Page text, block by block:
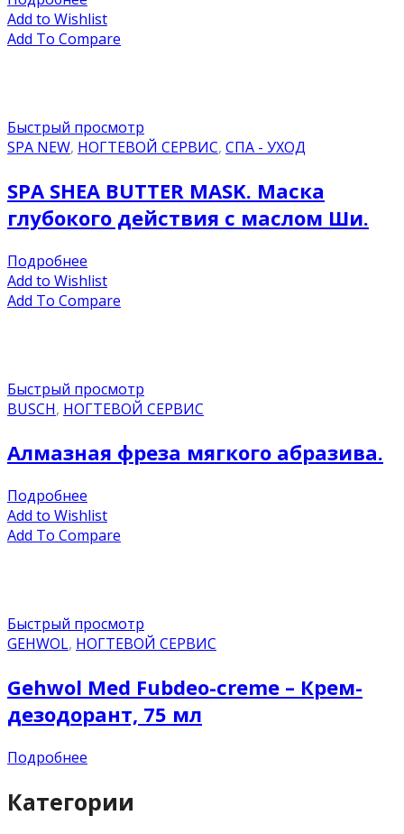
Add to Wishlist
Add To Compare
Быстрый просмотр
SPA NEW, НОГТЕВОЙ СЕРВИС, СПА - УХОД
SPA SHEA BUTTER MASK. Маска
глубокого действия с маслом Ши.
Подробнее
Add to Wishlist
Add To Compare
Быстрый просмотр
BUSCH, НОГТЕВОЙ СЕРВИС
Алмазная фреза мягкого абразива.
Подробнее
Add to Wishlist
Add To Compare
Быстрый просмотр
GEHWOL, НОГТЕВОЙ СЕРВИС
Gehwol Med Fubdeo-creme – Крем-
дезодорант, 75 мл
Подробнее
Категории